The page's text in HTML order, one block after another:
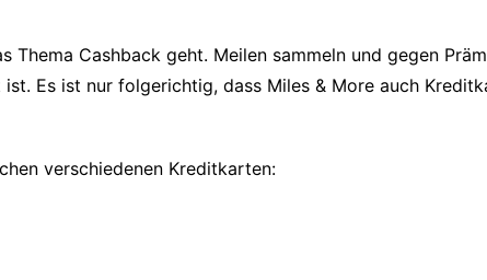
Thema Cashback geht. Meilen sammeln und gegen
Es ist nur folgerichtig, dass Miles & More auch
verschiedenen Kreditkarten: